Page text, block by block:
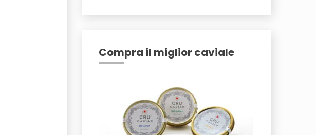
Compra il miglior caviale